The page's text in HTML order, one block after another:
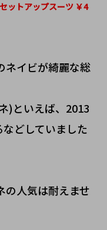
ットアップスーツ ￥4
ネイビが綺麗な総
)といえば、2013
どしていました
の人気は耐えませ